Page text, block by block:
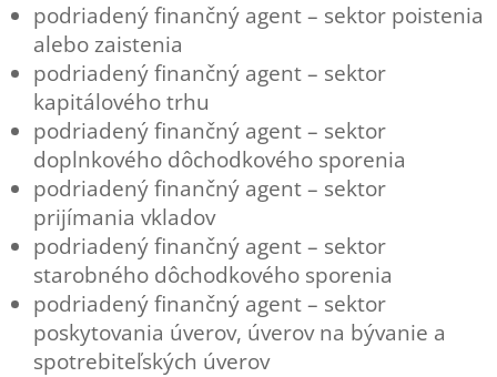
podriadený finančný agent – sektor poistenia
alebo zaistenia
podriadený finančný agent – sektor
kapitálového trhu
podriadený finančný agent – sektor
doplnkového dôchodkového sporenia
podriadený finančný agent – sektor
prijímania vkladov
podriadený finančný agent – sektor
starobného dôchodkového sporenia
podriadený finančný agent – sektor
poskytovania úverov, úverov na bývanie a
spotrebiteľských úverov